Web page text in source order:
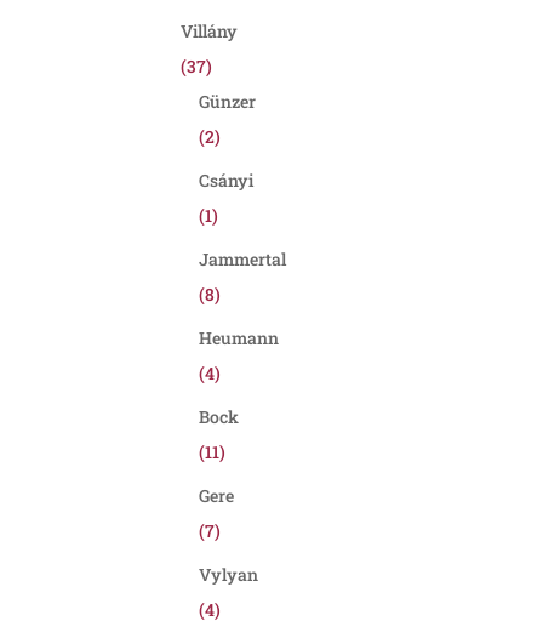
Villány
(37)
Günzer
(2)
Csányi
(1)
Jammertal
(8)
Heumann
(4)
Bock
(11)
Gere
(7)
Vylyan
(4)